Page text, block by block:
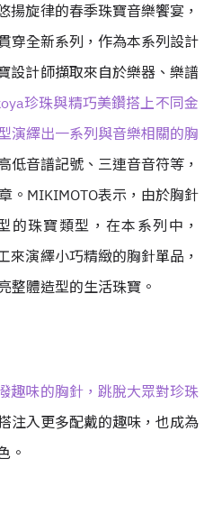
揚旋律的春季珠寶音樂饗宴，
穿全新系列，作為本系列設計
設計師擷取來自於樂器、樂譜
珍珠與精巧美鑽搭上不同金
演繹出一系列與音樂相關的胸
低音譜記號、三連音音符等，
。MIKIMOTO表示，由於胸針
的珠寶類型，在本系列中，
來演繹小巧精緻的胸針單品，
整體造型的生活珠寶。
趣味的胸針，跳脫大眾對珍珠
注入更多配戴的趣味，也成為
。